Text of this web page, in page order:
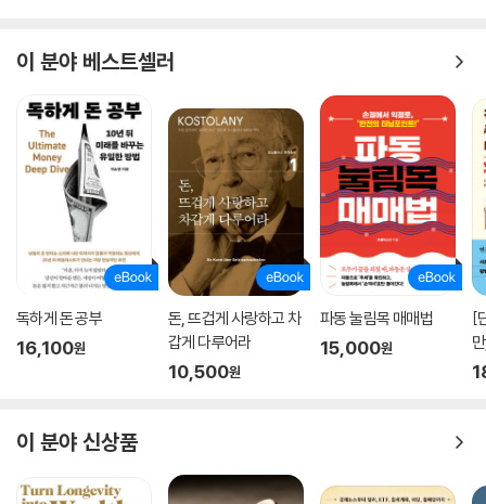
이 분야 베스트셀러
독하게 돈 공부
16,100원
돈, 뜨겁게 사랑하고 차
갑게 다루어라
10,500원
파동 눌림목 매매법
15,000원
[
이 분야 신상품